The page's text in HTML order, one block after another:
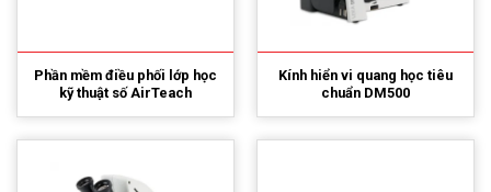
Phần mềm điều phối lớp học
kỹ thuật số AirTeach
Kính hiển vi quang học tiêu
chuẩn DM500